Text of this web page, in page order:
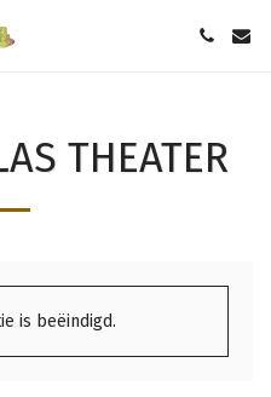
THEATER
is beëindigd.